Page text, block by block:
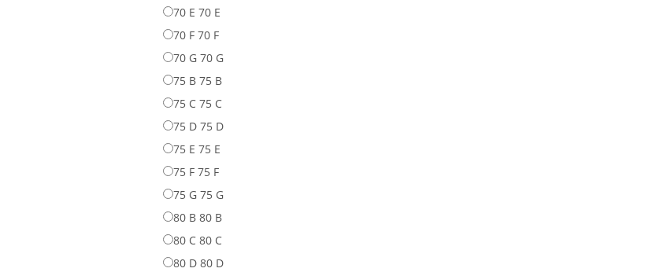
70 E 70 E
70 F 70 F
70 G 70 G
75 B 75 B
75 C 75 C
75 D 75 D
75 E 75 E
75 F 75 F
75 G 75 G
80 B 80 B
80 C 80 C
80 D 80 D